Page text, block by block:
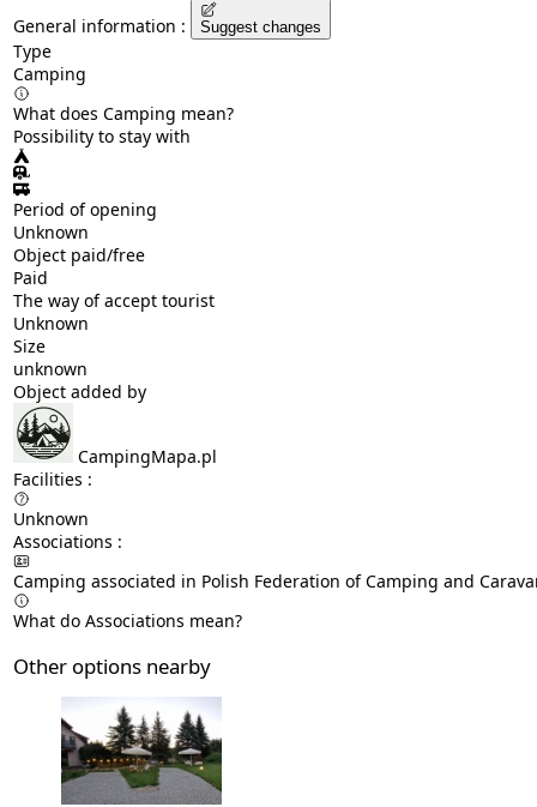
General information :
Suggest changes
Type
Camping
What does Camping mean?
Possibility to stay with
Period of opening
Unknown
Object paid/free
Paid
The way of accept tourist
Unknown
Size
unknown
Object added by
CampingMapa.pl
Facilities :
Unknown
Associations :
Camping associated in Polish Federation of Camping and
What do Associations mean?
Other options nearby